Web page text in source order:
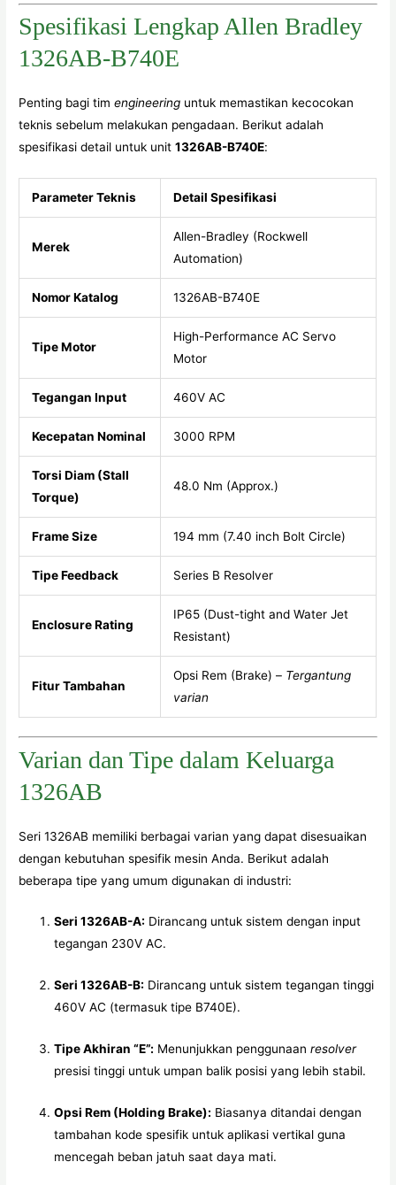
Spesifikasi Lengkap Allen Bradley
1326AB-B740E
Penting bagi timengineering untuk memastikan kecocokan
teknis sebelum melakukan pengadaan. Berikut adalah
spesifikasi detail untuk unit1326AB-B740E:
Parameter Teknis Detail Spesifikasi
Merek
Allen-Bradley (Rockwell
Automation)
Nomor Katalog 1326AB-B740E
Tipe Motor
High-Performance AC Servo
Motor
Tegangan Input 460V AC
Kecepatan Nominal 3000 RPM
Torsi Diam (Stall
Torque)
48.0 Nm (Approx.)
Frame Size 194 mm (7.40 inch Bolt Circle)
Tipe Feedback Series B Resolver
Enclosure Rating
IP65 (Dust-tight and Water Jet
Resistant)
Fitur Tambahan
Opsi Rem (Brake) – Tergantung
varian
Varian dan Tipe dalam Keluarga
1326AB
Seri 1326AB memiliki berbagai varian yang dapat disesuaikan
dengan kebutuhan spesifik mesin Anda. Berikut adalah
beberapa tipe yang umum digunakan di industri:
Seri 1326AB-A: Dirancang untuk sistem dengan input
tegangan 230V AC.
Seri 1326AB-B: Dirancang untuk sistem tegangan tinggi
460V AC (termasuk tipe B740E).
Tipe Akhiran “E”: Menunjukkan penggunaanresolver
presisi tinggi untuk umpan balik posisi yang lebih stabil.
Opsi Rem (Holding Brake): Biasanya ditandai dengan
tambahan kode spesifik untuk aplikasi vertikal guna
mencegah beban jatuh saat daya mati.